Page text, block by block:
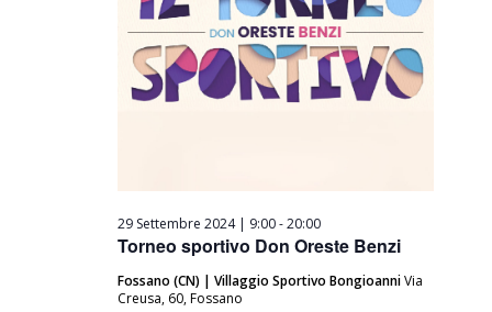
Torneo sportivo Don Oreste Benzi
29 Settembre 2024 | 9:00-20:00
Fossano (CN) | Villaggio Sportivo BongioanniVia
Creusa, 60, Fossano